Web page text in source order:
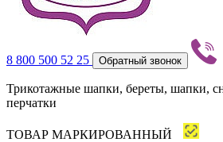
8 800 500 52 25 Обратный звонок
Трикотажные шапки, береты, шапки,
перчатки
ТОВАР МАРКИРОВАННЫЙ